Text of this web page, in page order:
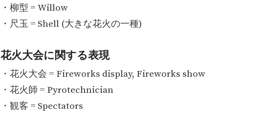
・柳型 = Willow
・尺玉 = Shell (大きな花火の一種)
花火大会に関する表現
・花火大会 = Fireworks display, Fireworks show
・花火師 = Pyrotechnician
・観客 = Spectators